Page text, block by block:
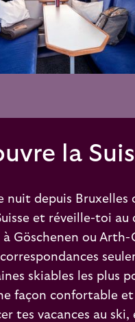
la
nuit depuis Bruxelles
et réveille-toi au
à Göschenen ou Arth-
skiables les plus
façon confortable
tes vacances au